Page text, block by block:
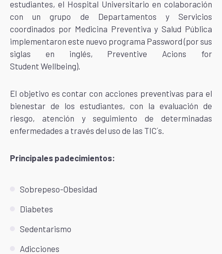
estudiantes, el Hospital Universitario en colaboración
con un grupo de Departamentos y Servicios
coordinados por Medicina Preventiva y Salud Pública
implementaron este nuevo programa Password (por sus
siglas en inglés, Preventive Acions for
Student Wellbeing).
El objetivo es contar con acciones preventivas para el
bienestar de los estudiantes, con la evaluación de
riesgo, atención y seguimiento de determinadas
enfermedades a través del uso de las TIC´s.
Principales padecimientos:
Sobrepeso-Obesidad
Diabetes
Sedentarismo
Adicciones